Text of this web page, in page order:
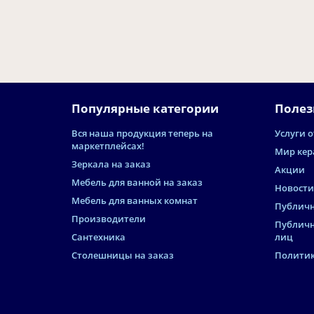
Популярные категории
Вся наша продукция теперь на
маркетплейсах!
Зеркала на заказ
Мебель для ванной на заказ
Мебель для ванных комнат
Производители
Сантехника
Столешницы на заказ
Услуги
Мир
Акции
Новости
лиц